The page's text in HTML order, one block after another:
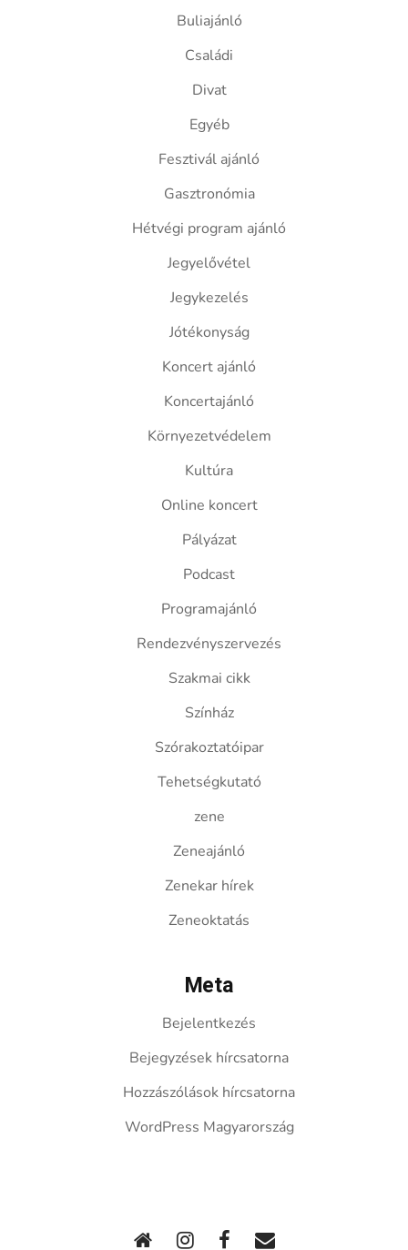
Buliajánló
Családi
Divat
Egyéb
Fesztivál ajánló
Gasztronómia
Hétvégi program ajánló
Jegyelővétel
Jegykezelés
Jótékonyság
Koncert ajánló
Koncertajánló
Környezetvédelem
Kultúra
Online koncert
Pályázat
Podcast
Programajánló
Rendezvényszervezés
Szakmai cikk
Színház
Szórakoztatóipar
Tehetségkutató
zene
Zeneajánló
Zenekar hírek
Zeneoktatás
Meta
Bejelentkezés
Bejegyzések hírcsatorna
Hozzászólások hírcsatorna
WordPress Magyarország